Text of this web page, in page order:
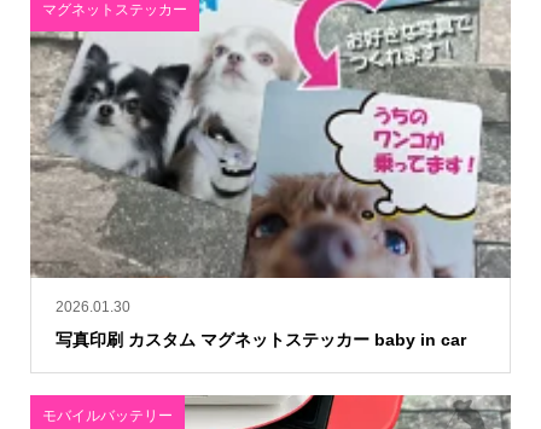
2026.01.30
写真印刷 カスタム マグネットステッカー baby in car
マグネットステッカー
モバイルバッテリー